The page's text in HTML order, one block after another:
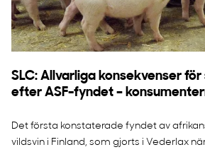
SLC: Allvarliga konsekvenser
efter ASF-fyndet –
Det första konstaterade fyndet av
vildsvin i Finland, som gjorts i Vederlax